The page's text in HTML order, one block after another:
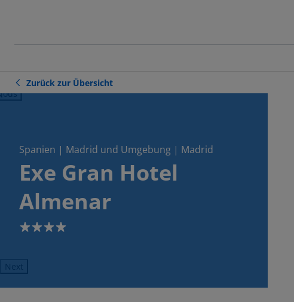
Zurück zur Übersicht
Spanien | Madrid und Umgebung | Madrid
Exe Gran Hotel
Almenar
4
Next